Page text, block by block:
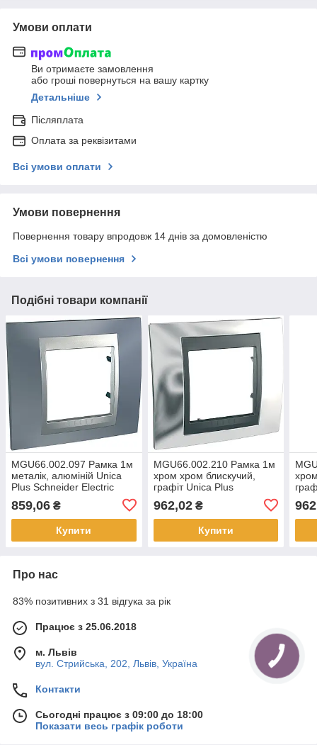
Умови оплати
Ви отримаєте замовлення
або гроші повернуться на вашу картку
Детальніше
Післяплата
Оплата за реквізитами
Всі умови оплати
Умови повернення
Повернення товару впродовж 14 днів за домовленістю
Всі умови повернення
Подібні товари компанії
MGU66.002.097 Рамка 1м
металік, алюміній Unica
Plus Schneider Electric
859,06 ₴
Купити
MGU66.002.210 Рамка 1м
хром хром блискучий,
графіт Unica Plus
962,02₴
Купити
Про нас
83% позитивних з 31 відгука за рік
Працює з 25.06.2018
м. Львів
вул. Стрийська, 202, Львів, Україна
Контакти
Сьогодні працює з 09:00 до 18:00
Показати весь графік роботи